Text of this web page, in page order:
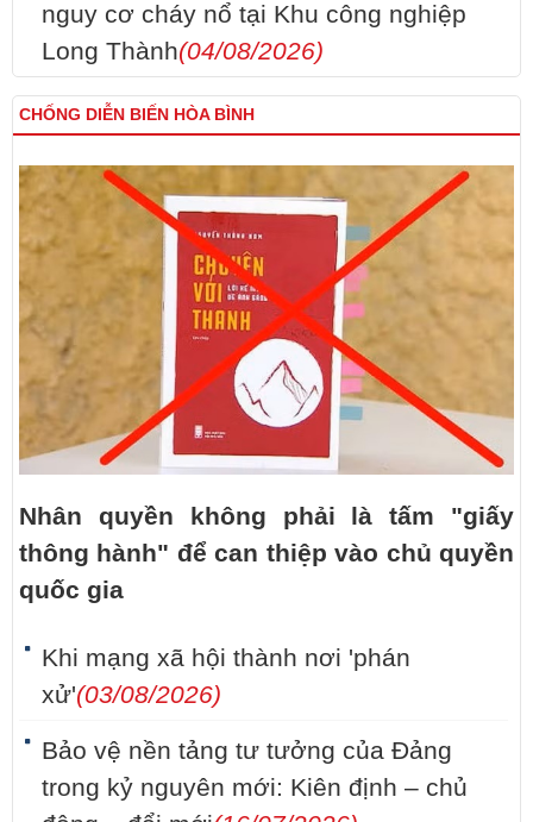
nguy cơ cháy nổ tại Khu công nghiệp
Long Thành(04/08/2026)
CHỐNG DIỄN BIẾN HÒA BÌNH
Nhân quyền không phải là tấm "giấy
thông hành" để can thiệp vào chủ quyền
quốc gia
Khi mạng xã hội thành nơi 'phán
xử'(03/08/2026)
Bảo vệ nền tảng tư tưởng của Đảng
trong kỷ nguyên mới: Kiên định – chủ